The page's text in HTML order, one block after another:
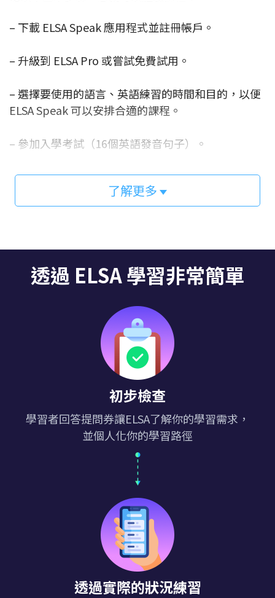
– 下載 ELSA Speak 應用程式並註冊帳戶。
– 升級到 ELSA Pro 或嘗試免費試用。
– 選擇要使用的語言、英語練習的時間和目的，以便
ELSA Speak 可以安排合適的課程。
– 參加入學考試（16個英語發音句子）。
– 從 ELSA Speak 中發現有用的課程：發音單詞、短
了解更多
透過 ELSA 學習非常簡單
初步檢查
學習者回答提問券讓ELSA了解你的學習需求，
並個人化你的學習路徑
透過實際的狀況練習